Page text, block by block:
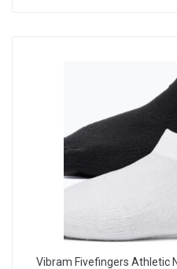
Vibram Fivefingers Athletic